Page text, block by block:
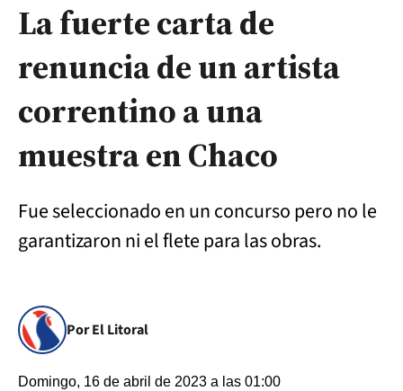
La fuerte carta de
renuncia de un artista
correntino a una
muestra en Chaco
Fue seleccionado en un concurso pero no le
garantizaron ni el flete para las obras.
Por El Litoral
Domingo, 16 de abril de 2023 a las 01:00